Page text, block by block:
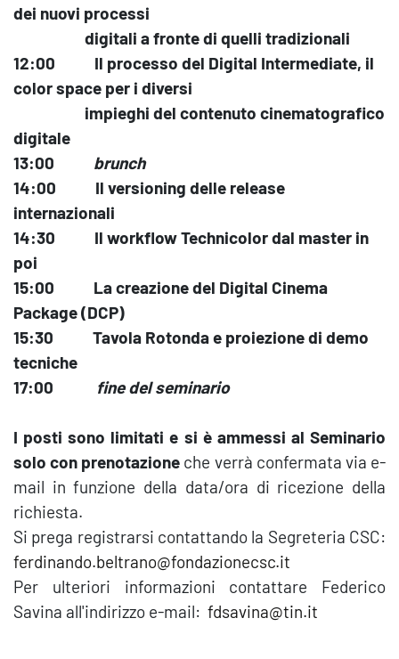
dei nuovi processi
digitali a fronte di quelli tradizionali
12:00 Il processo del Digital Intermediate, il
color space per i diversi
impieghi del contenuto cinematografico
digitale
13:00 brunch
14:00 Il versioning delle release
internazionali
14:30 Il workflow Technicolor dal master in
poi
15:00 La creazione del Digital Cinema
Package (DCP)
15:30 Tavola Rotonda e proiezione di demo
tecniche
17:00
fine del seminario
I posti sono limitati e si è ammessi al Seminario
solo con prenotazione che verrà confermata via e-
mail in funzione della data/ora di ricezione della
richiesta.
Si prega registrarsi contattando la Segreteria CSC:
ferdinando.beltrano@fondazionecsc.it
Per ulteriori informazioni contattare Federico
Savina all'indirizzo e-mail: fdsavina@tin.it